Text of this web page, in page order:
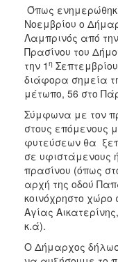
ΑΝΘΕΚΤΙΚΗ
ΠΟΛΗ
Όπως
Νοεμβρίου ο
Λαμπρινός από
Πρασίνου του
την 1 η
διάφορα σημεία
μέτωπο, 56 στο
Σύμφωνα με τον
στους επόμενους
φυτεύσεων θα
σε υφιστάμενους
πρασίνου (όπως
αρχή της οδού
κοινόχρηστο χώρο
Αγίας
κ.ά).
Ο Δήμαρχος